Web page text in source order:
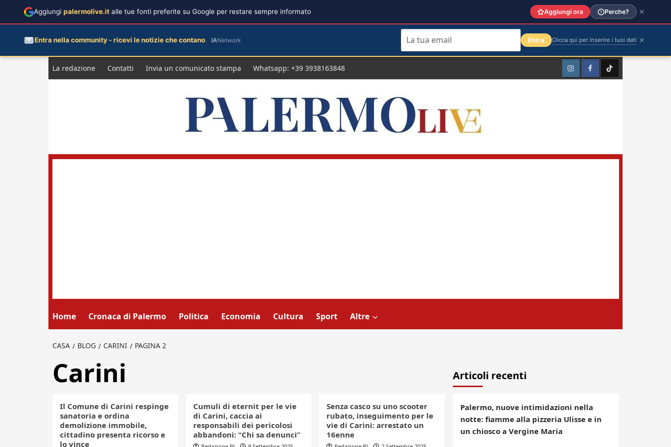
La redazione Contatti Invia un comunicato stampa Whatsapp: +39 3938163848 InstagramFacebookTikTok
Home Cronaca di Palermo Politica Economia Cultura Sport Altre
CASA BLOG CARINI PAGINA 2
Carini
Il Comune di Carini respinge
sanatoria e ordina
demolizione immobile,
cittadino presenta ricorso e
lo vince
Cumuli di eternit per le vie
di Carini, caccia ai
responsabili dei pericolosi
abbandoni: “Chi sa denunci”
Senza casco su uno scooter
rubato, inseguimento per le
vie di Carini: arrestato un
16enne
Articoli recenti
Palermo, nuove intimidazioni nella
notte: fiamme alla pizzeria Ulisse e in
un chiosco a Vergine Maria
Aggiungi palermolive.it alle tue fonti preferite su Google per restare sempre informato Aggiungi ora Perche?
Entra nella community - ricevi le notizie che contano IANetwork Entra Clicca qui per inserire i tuoi dati